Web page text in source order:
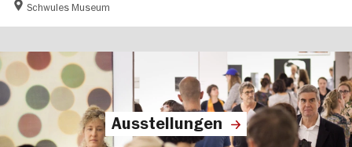
Schwules Museum
Ausstellungen